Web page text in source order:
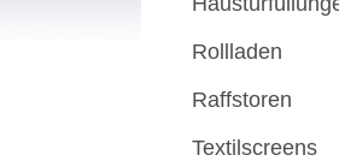
Rollladen
Raffstoren
Textilscreens